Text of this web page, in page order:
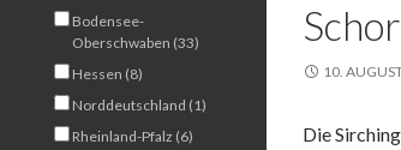
10.
Die
Bodensee-
Oberschwaben (33)
Hessen (8)
Norddeutschland (1)
Rheinland-Pfalz (6)